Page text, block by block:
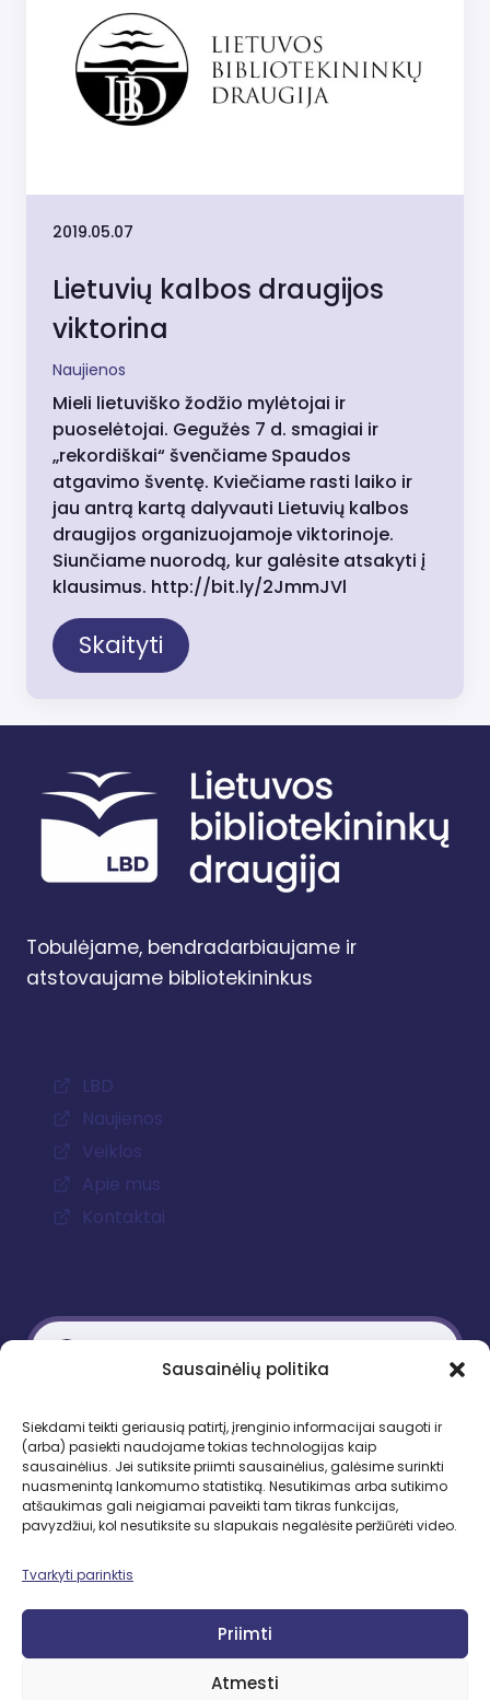
Sausainėlių politika
Siekdami teikti geriausią patirtį, įrenginio informacijai saugoti ir
(arba) pasiekti naudojame tokias technologijas kaip
sausainėlius. Jei sutiksite priimti sausainėlius, galėsime surinkti
nuasmenintą lankomumo statistiką. Nesutikimas arba sutikimo
atšaukimas gali neigiamai paveikti tam tikras funkcijas,
pavyzdžiui, kol nesutiksite su slapukais negalėsite peržiūrėti video.
Tvarkyti parinktis
Priimti
Atmesti
2019.05.07
Lietuvių kalbos draugijos
viktorina
Naujienos
Mieli lietuviško žodžio mylėtojai ir
puoselėtojai. Gegužės 7 d. smagiai ir
„rekordiškai“ švenčiame Spaudos
atgavimo šventę. Kviečiame rasti laiko ir
jau antrą kartą dalyvauti Lietuvių kalbos
draugijos organizuojamoje viktorinoje.
Siunčiame nuorodą, kur galėsite atsakyti į
klausimus. http://bit.ly/2JmmJVl
Skaityti
Tobulėjame, bendradarbiaujame ir
atstovaujame bibliotekininkus
LBD
Naujienos
Veiklos
Apie mus
Kontaktai
Gedimino pr. 51, LT-01109 Vilnius
Tel. +370 683 95403
El. paštas: lbd.sekretore@gmail.com
2026 © LBD